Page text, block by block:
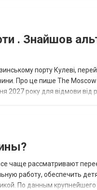
. Знайшов
порту Кулеві,
Про це пише The
2027 року для відмови від
чаще рассматривают
работу, обеспечить
По данным